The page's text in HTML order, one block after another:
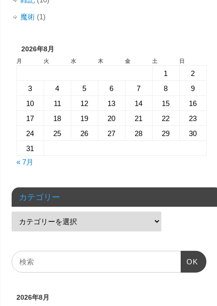
魔術(1)
2026年8月
月 火 水 木 金 土 日
1
2
3
4 5 6 7 8
9
10
11 12 13 14 15
16
17
18 19 20 21 22
23
24
25 26 27 28 29
30
31
« 7月
カテゴリー
OK
2026年8月